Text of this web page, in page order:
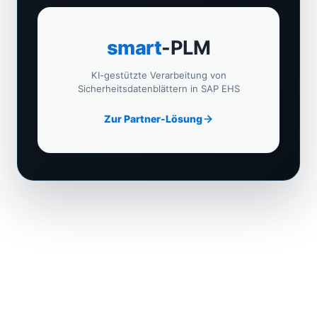
smart-PLM
KI-gestützte Verarbeitung von
Sicherheitsdatenblättern in SAP EHS
Zur Partner-Lösung